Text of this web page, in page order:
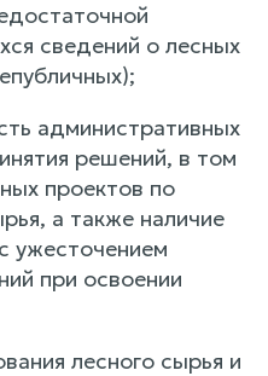
сведений о лесных
административных
решений, в том
проектов по
а также наличие
ужесточением
при освоении
лесного сырья и